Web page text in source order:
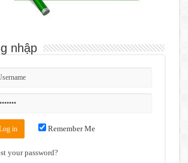
nhập
Remember Me
your password?